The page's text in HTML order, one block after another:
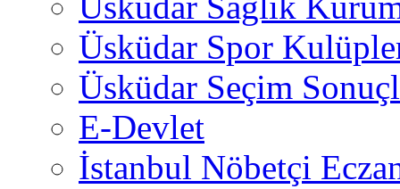
Üsküdar Spor
Üsküdar Seçim
E-Devlet
İstanbul Nöbetçi